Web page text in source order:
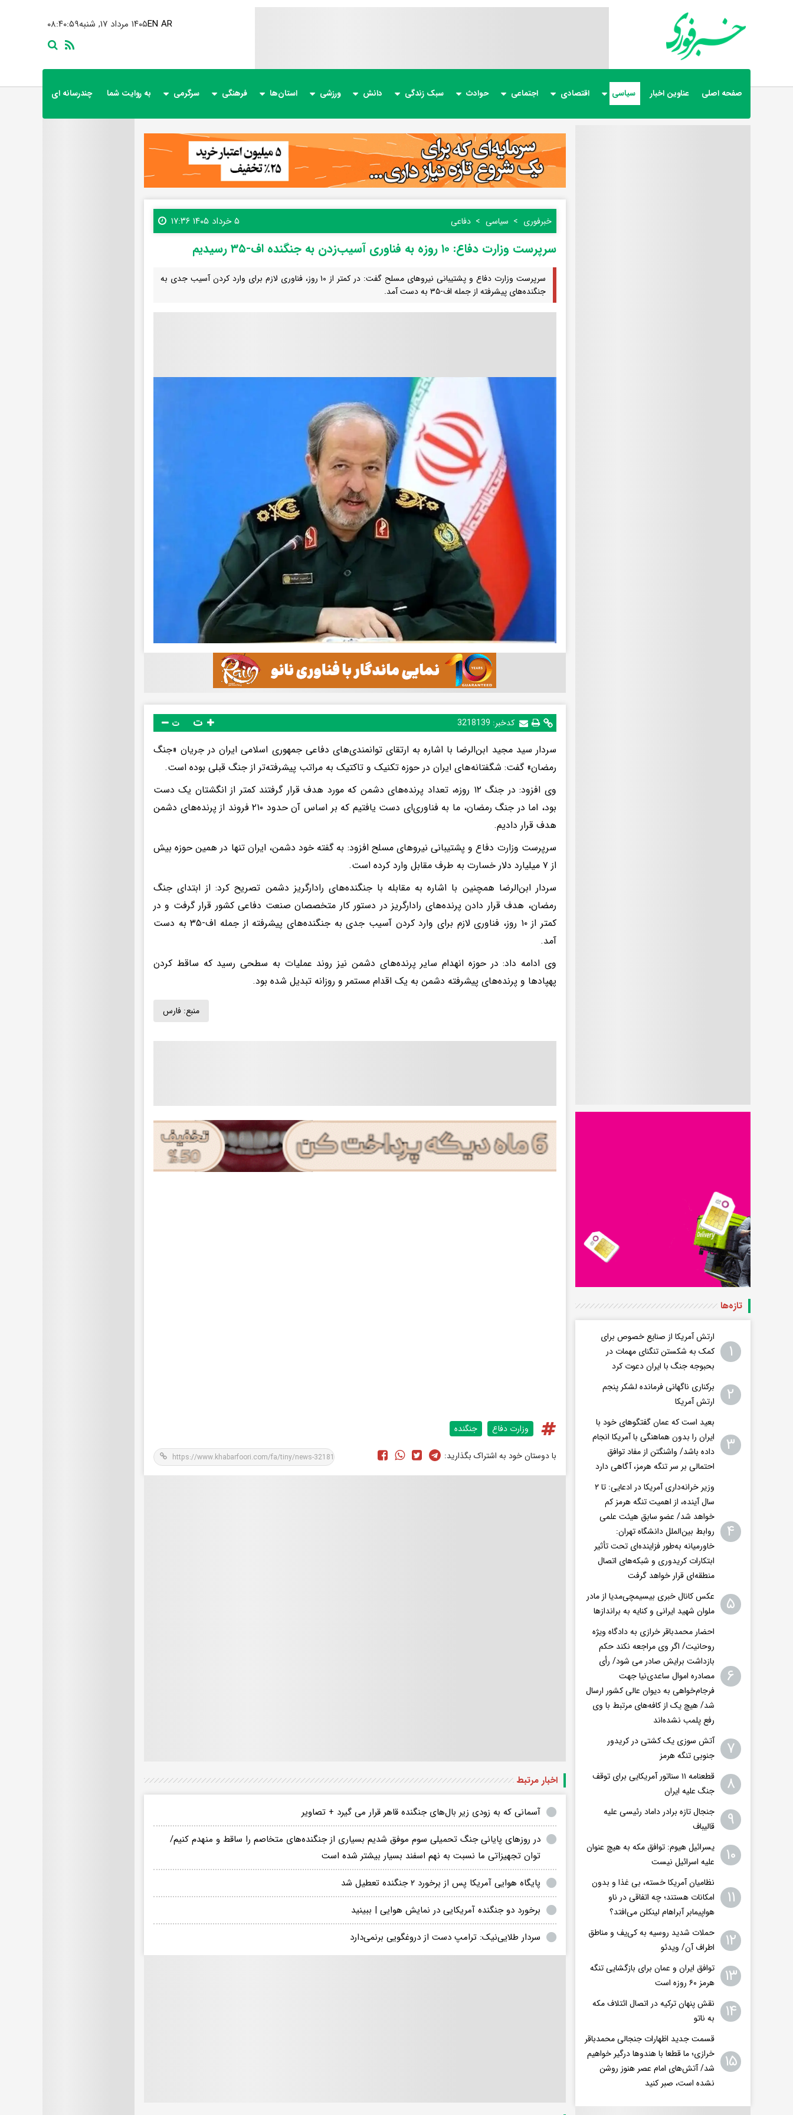
۰۸:۴۱:۰۰ ۱۴۰۵ مرداد ۱۷, شنبهEN AR
صفحه اصلی عناوین اخبار سیاسی اقتصادی اجتماعی حوادث سبک زندگی دانش ورزشی استان‌ها فرهنگی سرگرمی به روایت شما چندرسانه ای
خبرفوری سیاسی دفاعی ۵ خرداد ۱۴۰۵ ۱۷:۳۶
سرپرست وزارت دفاع: ۱۰ روزه به فناوری آسیب‌زدن به جنگنده اف-۳۵ رسیدیم
سرپرست وزارت دفاع و پشتیبانی نیروهای مسلح گفت: در کمتر از ۱۰ روز، فناوری لازم برای وارد کردن آسیب جدی به
جنگنده‌های پیشرفته از جمله اف-۳۵ به دست آمد.
کدخبر: 3218139 ت
سردار سید مجید ابن‌الرضا با اشاره به ارتقای توانمندی‌های دفاعی جمهوری اسلامی ایران در جریان «جنگ
رمضان» گفت: شگفتانه‌های ایران در حوزه تکنیک و تاکتیک به مراتب پیشرفته‌تر از جنگ قبلی بوده است.
وی افزود: در جنگ ۱۲ روزه، تعداد پرنده‌های دشمن که مورد هدف قرار گرفتند کمتر از انگشتان یک دست
بود، اما در جنگ رمضان، ما به فناوری‌ای دست یافتیم که بر اساس آن حدود ۲۱۰ فروند از پرنده‌های دشمن
هدف قرار دادیم.
سرپرست وزارت دفاع و پشتیبانی نیروهای مسلح افزود: به گفته خود دشمن، ایران تنها در همین حوزه بیش
از ۷ میلیارد دلار خسارت به طرف مقابل وارد کرده است.
سردار ابن‌الرضا همچنین با اشاره به مقابله با جنگنده‌های رادارگریز دشمن تصریح کرد: از ابتدای جنگ
رمضان، هدف قرار دادن پرنده‌های رادارگریز در دستور کار متخصصان صنعت دفاعی کشور قرار گرفت و در
کمتر از ۱۰ روز، فناوری لازم برای وارد کردن آسیب جدی به جنگنده‌های پیشرفته از جمله اف-۳۵ به دست
آمد.
وی ادامه داد: در حوزه انهدام سایر پرنده‌های دشمن نیز روند عملیات به سطحی رسید که ساقط کردن
پهپادها و پرنده‌های پیشرفته دشمن به یک اقدام مستمر و روزانه تبدیل شده بود.
منبع: فارس
وزارت دفاع جنگنده
با دوستان خود به اشتراک بگذارید:
اخبار مرتبط
آسمانی که به زودی زیر با‌ل‌های جنگنده قاهر قرار می گیرد + تصاویر
در روزهای پایانی جنگ تحمیلی سوم موفق شدیم بسیاری از جنگنده‌های متخاصم را ساقط و منهدم کنیم/
توان تجهیزاتی ما نسبت به نهم اسفند بسیار بیشتر شده است
پایگاه هوایی آمریکا پس از برخورد ۲ جنگنده تعطیل شد
برخورد دو جنگنده آمریکایی در نمایش هوایی | ببینید
سردار طلایی‌نیک: ترامپ دست از دروغگویی برنمی‌دارد
تازه‌ها
۱
ارتش آمریکا از صنایع خصوص برای
کمک به شکستن تنگنای مهمات در
بحبوجه جنگ با ایران دعوت کرد
۲
برکناری ناگهانی فرمانده لشکر پنجم
ارتش آمریکا
۳
بعید است که عمان گفتگوهای خود با
ایران را بدون هماهنگی با آمریکا انجام
داده باشد/ واشنگتن‌ از مفاد توافق
احتمالی بر سر تنگه هرمز، آگاهی دارد
۴
وزیر خرانه‌داری آمریکا در ادعایی: تا ۲
سال آینده، از اهمیت تنگه هرمز کم
خواهد شد/ عضو سابق هیئت علمی
روابط بین‌الملل دانشگاه تهران:
خاورمیانه به‌طور فزاینده‌ای تحت تأثیر
ابتکارات کریدوری و شبکه‌های اتصال
منطقه‌ای قرار خواهد گرفت
۵
عکس کانال خبری بیسیمچی‌مدیا از مادر
ملوان شهید ایرانی و کنایه به براندازها
۶
احضار محمدباقر خرازی به دادگاه ویژه
روحانیت/ اگر وی مراجعه نکند حکم
بازداشت برایش صادر می شود/ رأی
مصادره اموال ساعدی‌نیا جهت
فرجام‌خواهی به دیوان عالی کشور ارسال
شد/ هیچ یک از کافه‌های مرتبط با وی
رفع پلمب نشده‌اند
۷
آتش سوزی یک کشتی در کریدور
جنوبی تنگه هرمز
۸
قطعنامه ۱۱ سناتور آمریکایی برای توقف
جنگ علیه ایران
۹
جنجال تازه برادر داماد رئیسی علیه
قالیباف
۱۰
یسرائیل هیوم: توافق مکه به هیچ عنوان
علیه اسرائیل نیست
۱۱
نظامیان آمریکا خسته، بی غذا و بدون
امکانات هستند؛ چه اتفاقی در ناو
هواپیمابر آبراهام لینکلن می‌افتد؟
۱۲
حملات شدید روسیه به کی‌یف و مناطق
اطراف آن/ ویدئو
۱۳
توافق ایران و عمان برای بازگشایی تنگه
هرمز ۶۰ روزه است
۱۴
نقش پنهان ترکیه در اتصال ائتلاف مکه
به ناتو
۱۵
قسمت جدید اظهارات جنجالی محمدباقر
خرازی؛ ما قطعا با هندوها درگیر خواهیم
شد/ آتش‌های امام عصر هنوز روشن
نشده است، صبر کنید